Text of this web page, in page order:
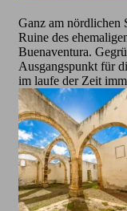
Ganz am nördlichen
Ruine des
Buenaventura.
Ausgangspunkt für
im laufe der Zeit